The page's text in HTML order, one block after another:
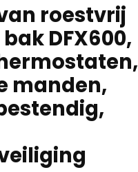
roestvrij
DFX600,
manden,